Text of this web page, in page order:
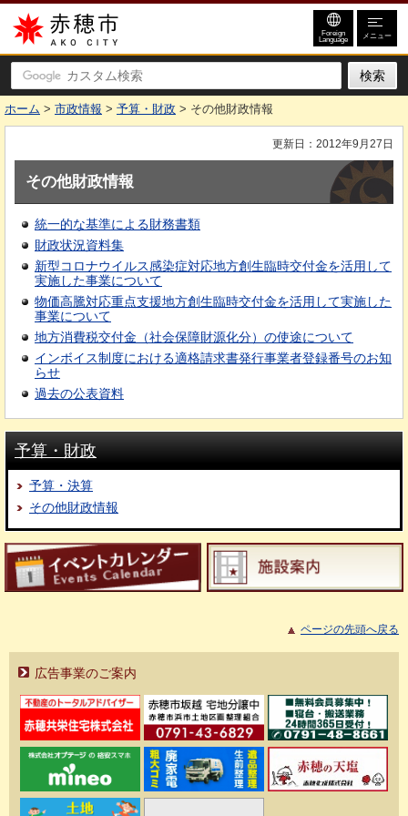
赤穂市
Foreign
Language メニュー
ホーム > 市政情報 > 予算・財政 > その他財政情報
更新日：2012年9月27日
その他財政情報
統一的な基準による財務書類
財政状況資料集
新型コロナウイルス感染症対応地方創生臨時交付金を活用して
実施した事業について
物価高騰対応重点支援地方創生臨時交付金を活用して実施した
事業について
地方消費税交付金（社会保障財源化分）の使途について
インボイス制度における適格請求書発行事業者登録番号のお知
らせ
過去の公表資料
予算・財政
予算・決算
その他財政情報
ページの先頭へ戻る
広告事業のご案内